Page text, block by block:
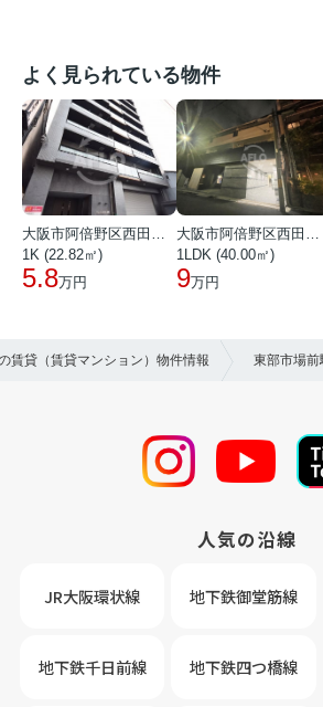
よく見られている物件
大阪市阿倍野区西田辺町１丁目
1K (22.82㎡)
5.8万円
大阪市阿倍野区西田辺町１丁目
1LDK (40.00㎡)
9万円
賃貸（賃貸マンション）物件情報 東部市場前
人気の沿線
JR大阪環状線 地下鉄御堂筋線
地下鉄千日前線 地下鉄四つ橋線